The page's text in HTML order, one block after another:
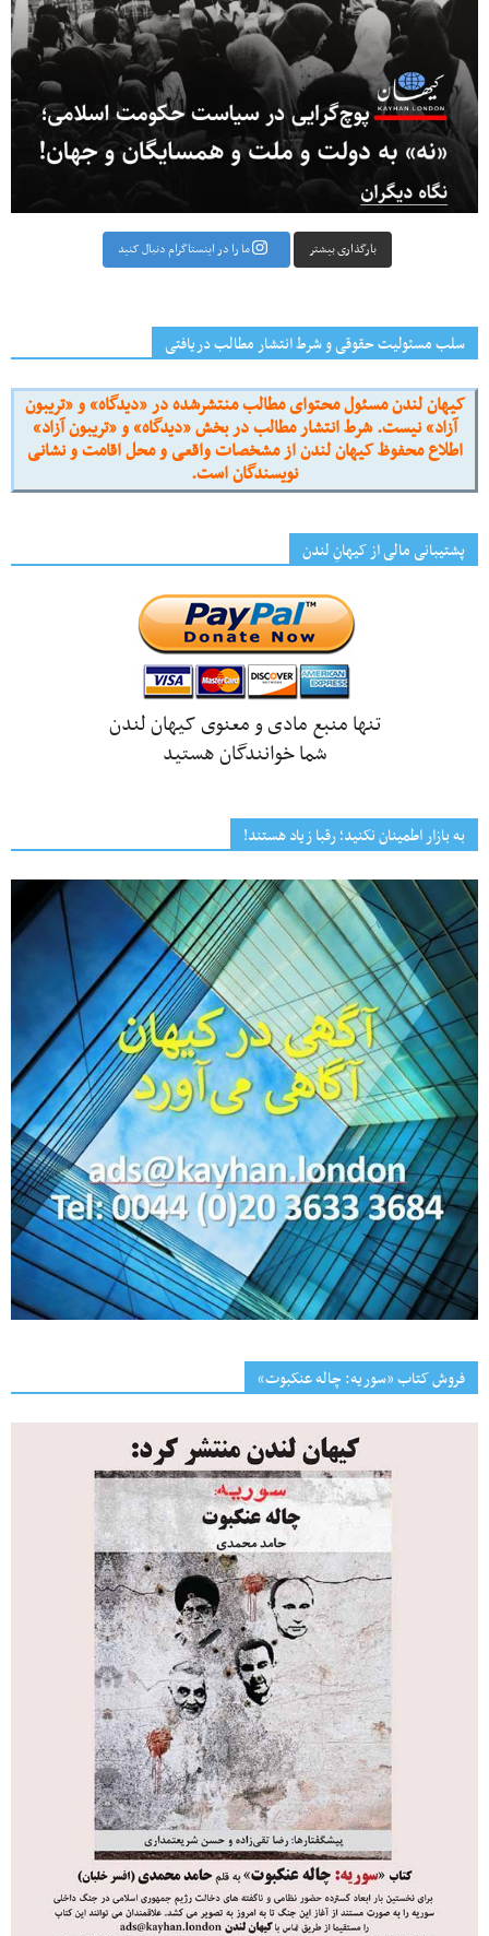
بارگذاری بیشتر ما را در اینستاگرام دنبال کنید
سلب مسئولیت حقوقی و شرط انتشار مطالب دریافتی
کیهان لندن مسئول محتوای مطالب منتشرشده در «دیدگاه» و «تریبون
آزاد» نیست. شرط انتشار مطالب در بخش «دیدگاه» و «تریبون آزاد»
اطلاع محفوظ کیهان لندن از مشخصات واقعی و محل اقامت و نشانی
نویسندگان است.
پشتیبانی مالی از کیهانِ لندن
تنها منبع مادی و معنوی کیهان لندن
شما خوانندگان هستید
به بازار اطمینان نکنید؛ رقبا زیاد هستند!
فروش کتاب «سوریه: چاله عنکبوت»